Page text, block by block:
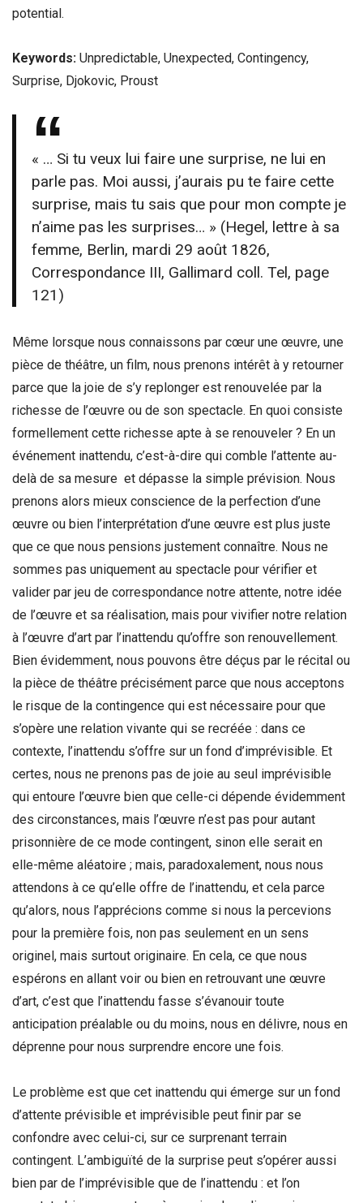
potential.
Keywords: Unpredictable, Unexpected, Contingency,
Surprise, Djokovic, Proust
« … Si tu veux lui faire une surprise, ne lui en
parle pas. Moi aussi, j’aurais pu te faire cette
surprise, mais tu sais que pour mon compte je
n’aime pas les surprises… » (Hegel, lettre à sa
femme, Berlin, mardi 29 août 1826,
Correspondance III, Gallimard coll. Tel, page
121)
Même lorsque nous connaissons par cœur une œuvre, une
pièce de théâtre, un film, nous prenons intérêt à y retourner
parce que la joie de s’y replonger est renouvelée par la
richesse de l’œuvre ou de son spectacle. En quoi consiste
formellement cette richesse apte à se renouveler ? En un
événement inattendu, c’est-à-dire qui comble l’attente au-
delà de sa mesure et dépasse la simple prévision. Nous
prenons alors mieux conscience de la perfection d’une
œuvre ou bien l’interprétation d’une œuvre est plus juste
que ce que nous pensions justement connaître. Nous ne
sommes pas uniquement au spectacle pour vérifier et
valider par jeu de correspondance notre attente, notre idée
de l’œuvre et sa réalisation, mais pour vivifier notre relation
à l’œuvre d’art par l’inattendu qu’offre son renouvellement.
Bien évidemment, nous pouvons être déçus par le récital ou
la pièce de théâtre précisément parce que nous acceptons
le risque de la contingence qui est nécessaire pour que
s’opère une relation vivante qui se recréée : dans ce
contexte, l’inattendu s’offre sur un fond d’imprévisible. Et
certes, nous ne prenons pas de joie au seul imprévisible
qui entoure l’œuvre bien que celle-ci dépende évidemment
des circonstances, mais l’œuvre n’est pas pour autant
prisonnière de ce mode contingent, sinon elle serait en
elle-même aléatoire ; mais, paradoxalement, nous nous
attendons à ce qu’elle offre de l’inattendu, et cela parce
qu’alors, nous l’apprécions comme si nous la percevions
pour la première fois, non pas seulement en un sens
originel, mais surtout originaire. En cela, ce que nous
espérons en allant voir ou bien en retrouvant une œuvre
d’art, c’est que l’inattendu fasse s’évanouir toute
anticipation préalable ou du moins, nous en délivre, nous en
déprenne pour nous surprendre encore une fois.
Le problème est que cet inattendu qui émerge sur un fond
d’attente prévisible et imprévisible peut finir par se
confondre avec celui-ci, sur ce surprenant terrain
contingent. L’ambiguïté de la surprise peut s’opérer aussi
bien par de l’imprévisible que de l’inattendu : et l’on